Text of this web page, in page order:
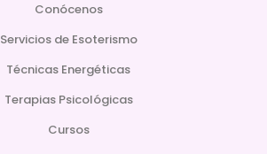
Conócenos
Servicios de Esoterismo
Técnicas Energéticas
Terapias Psicológicas
Cursos